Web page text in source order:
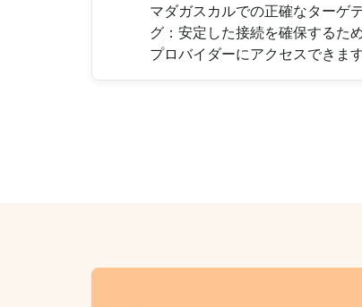
マダガスカルでの正確なターゲ
グ：安定した接続を確保するた
プロバイダーにアクセスできます